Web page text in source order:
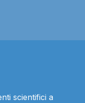
scientifici a